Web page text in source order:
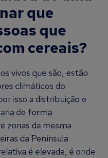
que
que
cereais?
vivos que são, estão
climáticos do
isso a distribuição e
de forma
zonas da mesma
da Península
é elevada, é onde